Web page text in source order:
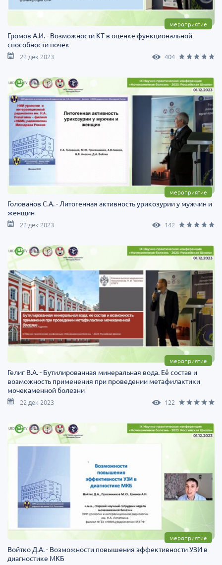
мероприятие
Громов А.И. - Возможности КТ в оценке функциональной
способности почек
22 дек 2023 404
мероприятие
Голованов С.А. - Литогенная активность урикозурии у мужчин и
женщин
22 дек 2023 142
мероприятие
Гелиг В.А. - Бутилированная минеральная вода. Её состав и
возможность применения при проведении метафилактики
мочекаменной болезни
22 дек 2023 122
мероприятие
Войтко Д.А. - Возможности повышения эффективности УЗИ в
диагностике МКБ